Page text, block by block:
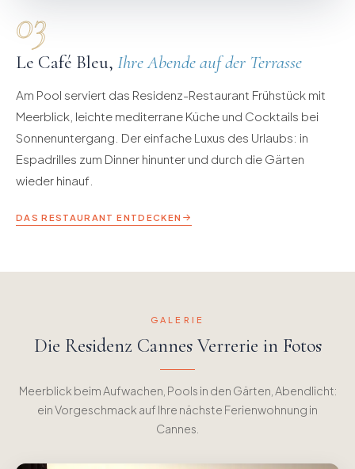
03
Le Café Bleu, Ihre Abende auf der Terrasse
Am Pool serviert das Residenz-Restaurant Frühstück mit
Meerblick, leichte mediterrane Küche und Cocktails bei
Sonnenuntergang. Der einfache Luxus des Urlaubs: in
Espadrilles zum Dinner hinunter und durch die Gärten
wieder hinauf.
DAS RESTAURANT ENTDECKEN
GALERIE
Die Residenz Cannes Verrerie in Fotos
Meerblick beim Aufwachen, Pools in den Gärten, Abendlicht:
ein Vorgeschmack auf Ihre nächste Ferienwohnung in
Cannes.